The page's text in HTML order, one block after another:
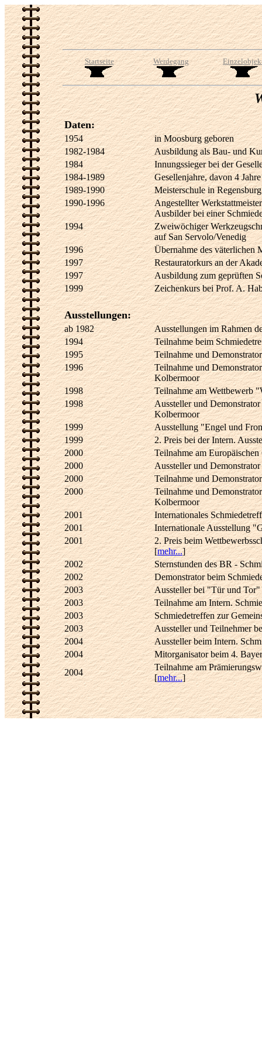
Startseite Werdegang
Daten:
1954
in Moosburg geboren
1982-1984
Ausbildung als Bau- und
1984
Innungssieger bei der
1984-1989
Gesellenjahre, davon 4
1989-1990
Meisterschule in
1990-1996
Angestellter
Ausbilder bei einer
1994
Zweiwöchiger
auf San Servolo/Venedig
1996
Übernahme des väterlichen
1997
Restauratorkurs an der
1997
Ausbildung zum geprüften
1999
Zeichenkurs bei Prof. A.
Ausstellungen:
ab 1982
Ausstellungen im Rahmen
1994
Teilnahme beim
1995
Teilnahme und
1996
Teilnahme und
Kolbermoor
1998
Teilnahme am Wettbewerb
1998
Aussteller und
Kolbermoor
1999
Ausstellung "Engel und
1999
2. Preis bei der Intern.
2000
Teilnahme am
2000
Aussteller und
2000
Teilnahme und
2000
Teilnahme und
Kolbermoor
2001
Internationales
2001
Internationale Ausstellung
2001
2. Preis beim
[mehr...]
2002
Sternstunden des BR -
2002
Demonstrator beim
2003
Aussteller bei "Tür und
2003
Teilnahme am Intern.
2003
Schmiedetreffen zur
2003
Aussteller und Teilnehmer
2004
Aussteller beim Intern.
2004
Mitorganisator beim 4.
2004
Teilnahme am
[mehr...]